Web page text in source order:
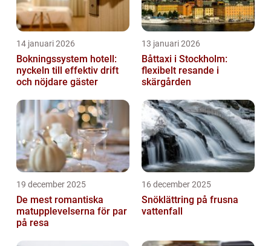
14 januari 2026
Bokningssystem hotell:
nyckeln till effektiv drift
och nöjdare gäster
13 januari 2026
Båttaxi i Stockholm:
flexibelt resande i
skärgården
19 december 2025
De mest romantiska
matupplevelserna för par
på resa
16 december 2025
Snöklättring på frusna
vattenfall